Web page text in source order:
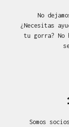
No
¿Necesitas
tu gorra? No
Somos